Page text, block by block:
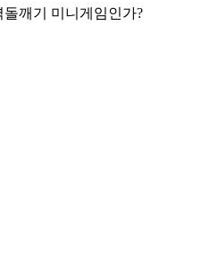
깨기 미니게임인가?